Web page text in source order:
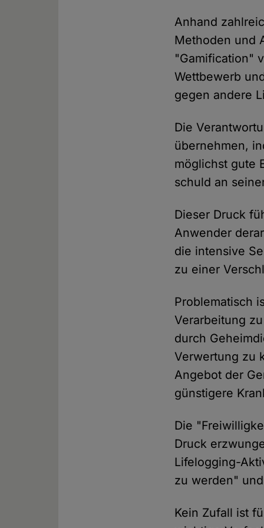
Anhand
Methoden und
"Gamification"
Wettbewerb
gegen andere
Die
übernehmen,
möglichst gute
schuld an
Dieser Druck
Anwender
die intensive
zu einer
Problematisch
Verarbeitung
durch
Verwertung zu
Angebot der
günstigere
Die
Druck
Lifelogging-
zu werden"
Kein Zufall ist